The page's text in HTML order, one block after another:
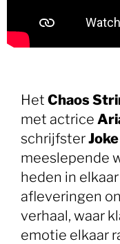
HetChaos
met actrice
schrijfster
meeslepende
heden in
afleveringen
verhaal, waar
emotie elkaar